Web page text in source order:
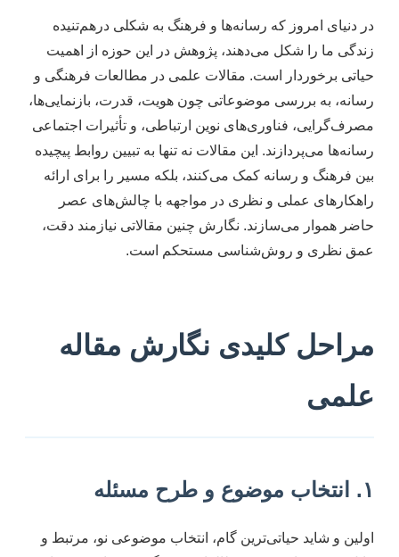
در دنیای امروز که رسانه‌ها و فرهنگ به شکلی درهم‌تنیده
زندگی ما را شکل می‌دهند، پژوهش در این حوزه از اهمیت
حیاتی برخوردار است. مقالات علمی در مطالعات فرهنگی و
رسانه، به بررسی موضوعاتی چون هویت، قدرت، بازنمایی‌ها،
مصرف‌گرایی، فناوری‌های نوین ارتباطی، و تأثیرات اجتماعی
رسانه‌ها می‌پردازند. این مقالات نه تنها به تبیین روابط پیچیده
بین فرهنگ و رسانه کمک می‌کنند، بلکه مسیر را برای ارائه
راهکارهای عملی و نظری در مواجهه با چالش‌های عصر
حاضر هموار می‌سازند. نگارش چنین مقالاتی نیازمند دقت،
عمق نظری و روش‌شناسی مستحکم است.
مراحل کلیدی نگارش مقاله
علمی
۱. انتخاب موضوع و طرح مسئله
اولین و شاید حیاتی‌ترین گام، انتخاب موضوعی نو، مرتبط و